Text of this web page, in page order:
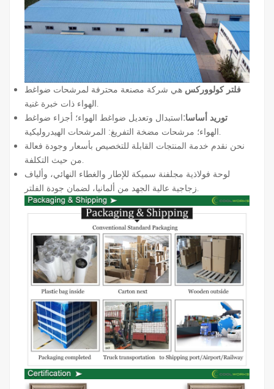
فلتر كولووركس هي شركة مصنعة محترفة لمرشحات ضواغط
الهواء ذات خبرة غنية.
توريد أساسا:استبدال وتعديل ضواغط الهواء؛ أجزاء ضواغط
الهواء؛ مرشحات مضخة التفريغ: المرشحات الهيدروليكية.
نحن نقدم خدمة المنتجات القابلة للتخصيص بأسعار وجودة فعالة
من حيث التكلفة.
لوحة فولاذية مجلفنة سميكة للإطار والغطاء النهائي، وألياف
زجاجية عالية الجهد من ألمانيا، لضمان جودة الفلتر.